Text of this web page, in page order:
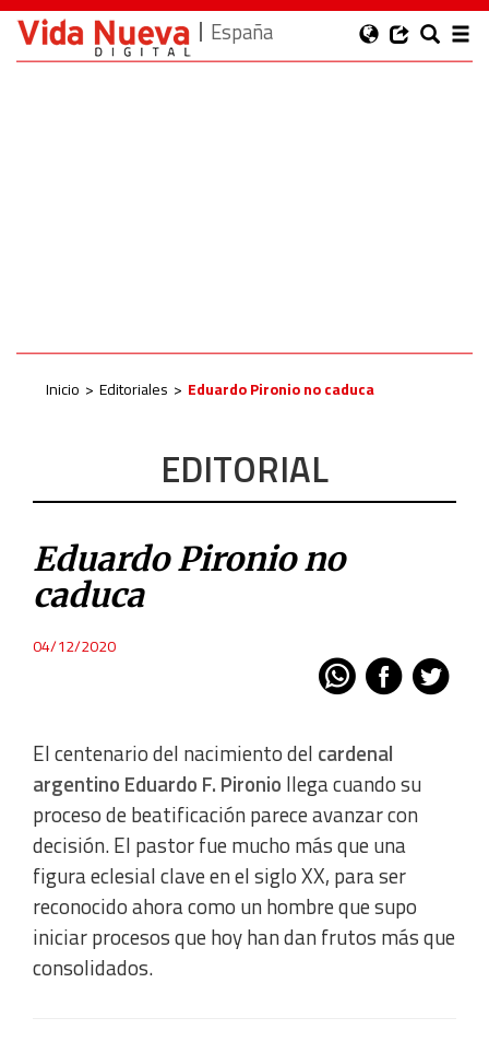
España
Inicio Editoriales Eduardo Pironio no caduca
EDITORIAL
Eduardo Pironio no
caduca
04/12/2020
El centenario del nacimiento del cardenal
argentino Eduardo F. Pironio llega cuando su
proceso de beatificación parece avanzar con
decisión. El pastor fue mucho más que una
figura eclesial clave en el siglo XX, para ser
reconocido ahora como un hombre que supo
iniciar procesos que hoy han dan frutos más que
consolidados.